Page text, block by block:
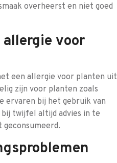
overheerst en niet goed
voor
een allergie voor planten uit
zijn voor planten zoals
ervaren bij het gebruik van
twijfel altijd advies in te